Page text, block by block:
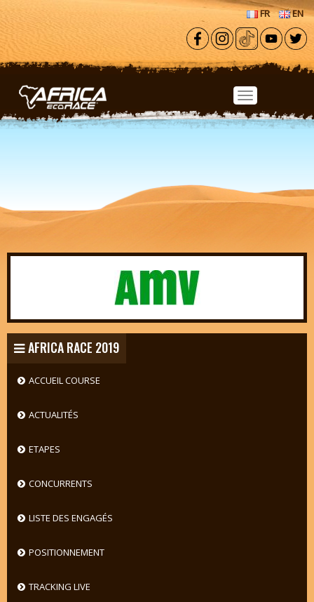
Aller au contenu principal
FR EN
AFRICA RACE 2019
ACCUEIL COURSE
ACTUALITÉS
ETAPES
CONCURRENTS
LISTE DES ENGAGÉS
POSITIONNEMENT
TRACKING LIVE